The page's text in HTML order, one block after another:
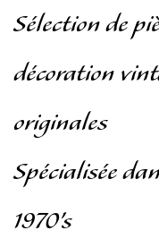
Sélection de
décoration
originales
Spécialisée
1970’s